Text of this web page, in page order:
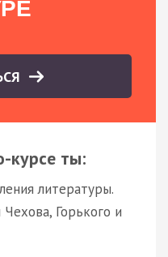
курсе ты:
литературы.
Горького и